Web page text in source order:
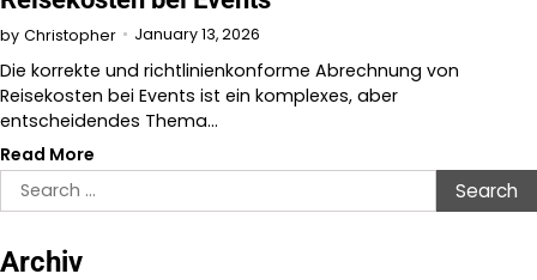
by Christopher January 13, 2026
Die korrekte und richtlinienkonforme Abrechnung von
Reisekosten bei Events ist ein komplexes, aber
entscheidendes Thema…
Read More
Search
for:
Archiv